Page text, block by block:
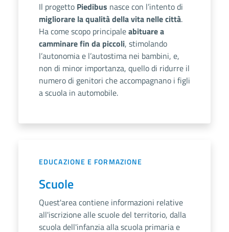
Il progetto Piedibus nasce con l’intento di
migliorare la qualità della vita nelle città.
Ha come scopo principaleabituare a
camminare fin da piccoli, stimolando
l’autonomia e l’autostima nei bambini, e,
non di minor importanza, quello di ridurre il
numero di genitori che accompagnano i figli
a scuola in automobile.
EDUCAZIONE E FORMAZIONE
Scuole
Quest'area contiene informazioni relative
all'iscrizione alle scuole del territorio, dalla
scuola dell'infanzia alla scuola primaria e